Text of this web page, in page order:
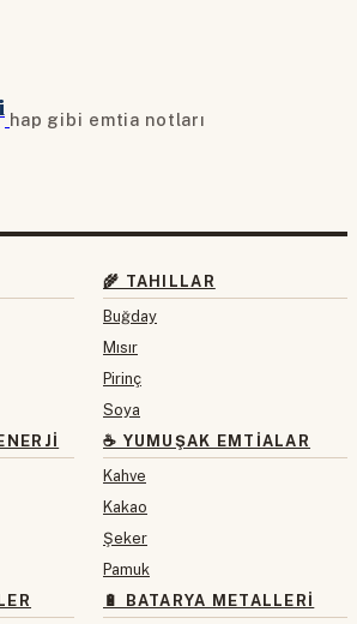
hap gibi emtia notları
🌾 TAHILLAR
Buğday
Mısır
Pirinç
Soya
☕ YUMUŞAK EMTIALAR
Kahve
Kakao
Şeker
Pamuk
🔋 BATARYA METALLERI